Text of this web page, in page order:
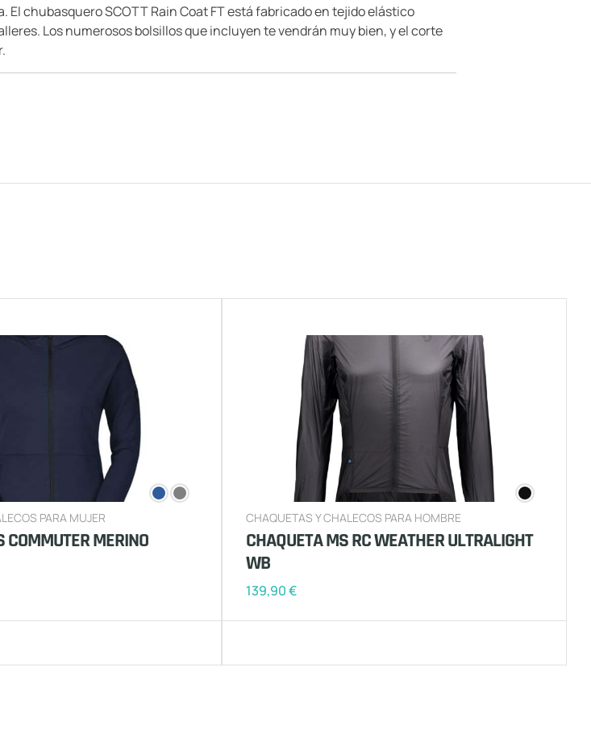
chubasquero SCOTT Rain Coat FT está fabricado en tejido elástico
Los numerosos bolsillos que incluyen te vendrán muy bien, y el corte
PARA MUJER
COMMUTER MERINO
CHAQUETAS Y CHALECOS PARA HOMBRE
CHAQUETA MS RC WEATHER ULTRALIGHT
WB
139,90€